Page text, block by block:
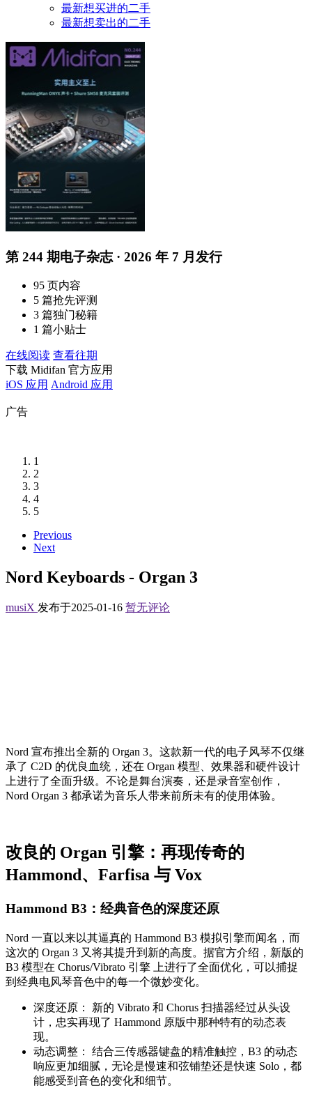
最新想买进的二手
最新想卖出的二手
第 244 期电子杂志 · 2026 年 7 月发行
95 页内容
5 篇抢先评测
3 篇独门秘籍
1 篇小贴士
在线阅读 查看往期
下载 Midifan 官方应用
iOS 应用 Android 应用
广告
1
2
3
4
5
Previous
Next
Nord Keyboards - Organ 3
musiX 发布于2025-01-16 暂无评论
Nord 宣布推出全新的 Organ 3。这款新一代的电子风琴不仅继
承了 C2D 的优良血统，还在 Organ 模型、效果器和硬件设计
上进行了全面升级。不论是舞台演奏，还是录音室创作，
Nord Organ 3 都承诺为音乐人带来前所未有的使用体验。
改良的 Organ 引擎：再现传奇的
Hammond、Farfisa 与 Vox
Hammond B3：经典音色的深度还原
Nord 一直以来以其逼真的 Hammond B3 模拟引擎而闻名，而
这次的 Organ 3 又将其提升到新的高度。据官方介绍，新版的
B3 模型在 Chorus/Vibrato 引擎 上进行了全面优化，可以捕捉
到经典电风琴音色中的每一个微妙变化。
深度还原： 新的 Vibrato 和 Chorus 扫描器经过从头设
计，忠实再现了 Hammond 原版中那种特有的动态表
现。
动态调整： 结合三传感器键盘的精准触控，B3 的动态
响应更加细腻，无论是慢速和弦铺垫还是快速 Solo，都
能感受到音色的变化和细节。